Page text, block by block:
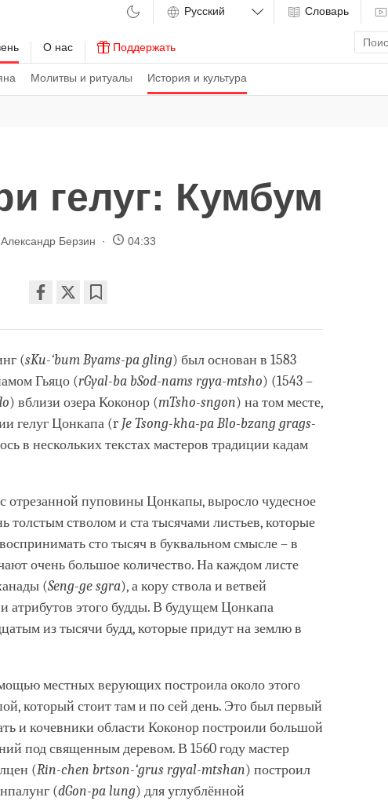
Молитвы и ритуалы История и культура
О нас Поддержать
Словарь
Enter
search
term
гелуг: Кумбум
Берзин 04:33
on
facebook
(sKu-‘bum Byams-pa gling) был основан в 1583
Гьяцо (rGyal-ba bSod-nams rgya-mtsho) (1543 –
) вблизи озера Коконор (mTsho-sngon) на том месте,
гелуг Цонкапа (r Je Tsong-kha-pa Blo-bzang grags-
в нескольких текстах мастеров традиции кадам
отрезанной пуповины Цонкапы, выросло чудесное
толстым стволом и ста тысячами листьев, которые
сто тысяч в буквальном смысле – в
очень большое количество. На каждом листе
(Seng-ge sgra), а кору ствола и ветвей
атрибутов этого будды. В будущем Цонкапа
из тысячи будд, которые придут на землю в
местных верующих построила около этого
который стоит там и по сей день. Это был первый
и кочевники области Коконор построили большой
под священным деревом. В 1560 году мастер
(Rin-chen brtson-‘grus rgyal-mtshan) построил
(dGon-pa lung) для углублённой